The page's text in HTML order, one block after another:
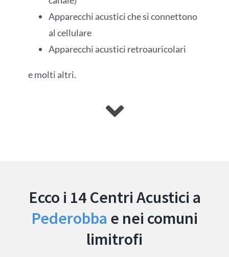
Apparecchi acustici che si connettono
al cellulare
Apparecchi acustici retroauricolari
e molti altri.
Ecco i 14 Centri Acustici a
Pederobba e nei comuni
limitrofi